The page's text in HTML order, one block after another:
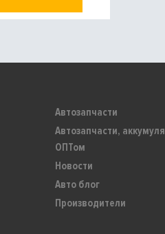
Автозапчасти
Автозапчасти,
ОПТом
Новости
Авто блог
Производители